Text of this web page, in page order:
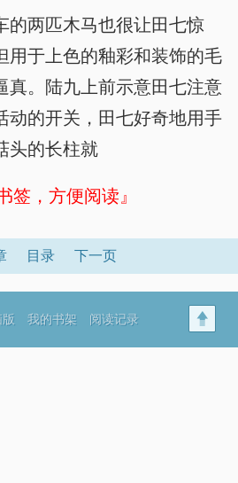
的两匹木马也很让田七惊
用于上色的釉彩和装饰的毛
真。陆九上前示意田七注意
动的开关，田七好奇地用手
头的长柱就
签，方便阅读』
目录 下一页
版 我的书架 阅读记录